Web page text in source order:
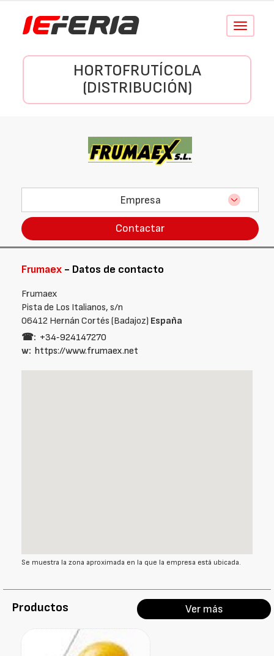
Conmutar
HORTOFRUTÍCOLA
(DISTRIBUCIÓN)
Empresa
Contactar
Frumaex - Datos de contacto
Frumaex
Pista de Los Italianos, s/n
06412 Hernán Cortés (Badajoz) España
☎: +34‑924147270
w: https://www.frumaex.net
Se muestra la zona aproximada en la que la empresa está ubicada.
Productos Ver más